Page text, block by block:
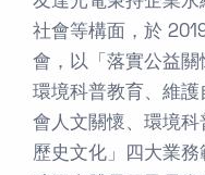
社會等構面，於
會，以「落實公益
環境科普教育、維
會人文關懷、環境
歷史文化」四大業務